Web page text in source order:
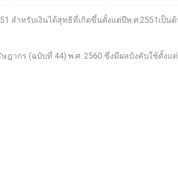
สำหรับเงินได้สุทธิที่เกิดขึ้นตั้งแต่ปีพ.ศ.2551เป็น
ากร (ฉบับที่ 44) พ.ศ. 2560 ซึ่งมีผลบังคับใช้ตั้งแ